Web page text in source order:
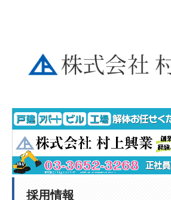
お知らせ
施工事例１ RC造・S造・工場・銀行
施工事例２ 木造・外構・舗装・切取り
採用情報